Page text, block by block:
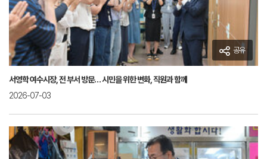
공유
서영학 여수시장, 전 부서 방문… 시민을 위한 변화, 직원과 함께
2026-07-03